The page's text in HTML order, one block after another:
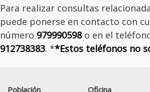
Para realizar consultas
puede ponerse en contacto con
número 979990598o en el
912738383. **Estos teléfonos no
Población Oficina